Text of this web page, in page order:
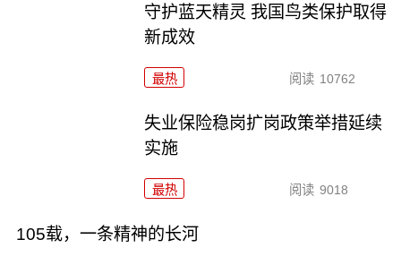
守护蓝天精灵 我国鸟类保护取得
新成效
最热 阅读 10762
失业保险稳岗扩岗政策举措延续
实施
最热 阅读 9018
105载，一条精神的长河